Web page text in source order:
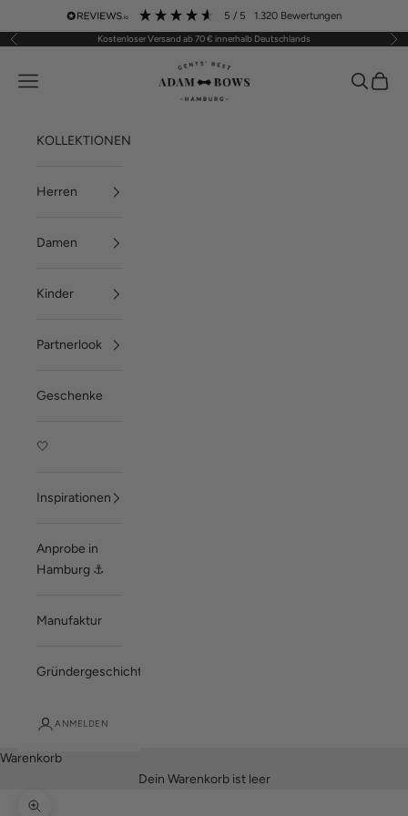
Zum Inhalt springen 5 / 5 1.320 Bewertungen
Zurück Kostenloser Versand ab 70 € innerhalb Deutschlands Vor
ADAM BOWS
Menü Suchen
KOLLEKTIONEN
Herren
Damen
Kinder
Partnerlook
Geschenke
🤍
Inspirationen
Anprobe in
Hamburg ⚓
Manufaktur
Gründergeschichte
ANMELDEN
Warenkorb
Dein Warenkorb ist leer